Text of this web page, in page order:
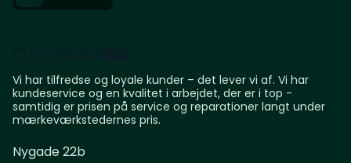
Vi har tilfredse og loyale kunder – det lever vi af. Vi har
kundeservice og en kvalitet i arbejdet, der er i top -
samtidig er prisen på service og reparationer langt under
mærkeværkstedernes pris.
Nygade 22b